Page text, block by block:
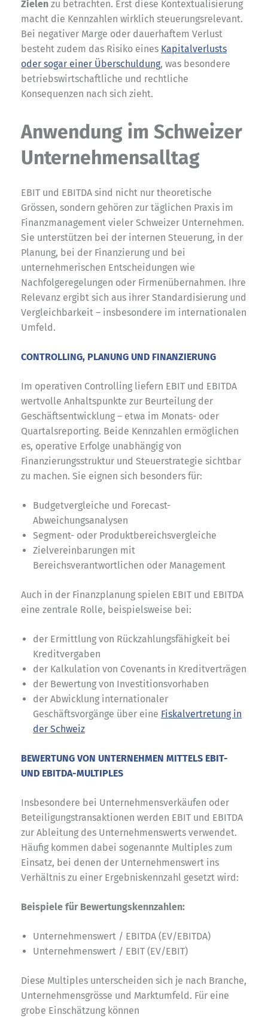
Zielen zu betrachten. Erst diese Kontextualisierung
macht die Kennzahlen wirklich steuerungsrelevant.
Bei negativer Marge oder dauerhaftem Verlust
besteht zudem das Risiko eines Kapitalverlusts
oder sogar einer Überschuldung, was besondere
betriebswirtschaftliche und rechtliche
Konsequenzen nach sich zieht.
Anwendung im Schweizer
Unternehmensalltag
EBIT und EBITDA sind nicht nur theoretische
Grössen, sondern gehören zur täglichen Praxis im
Finanzmanagement vieler Schweizer Unternehmen.
Sie unterstützen bei der internen Steuerung, in der
Planung, bei der Finanzierung und bei
unternehmerischen Entscheidungen wie
Nachfolgeregelungen oder Firmenübernahmen. Ihre
Relevanz ergibt sich aus ihrer Standardisierung und
Vergleichbarkeit – insbesondere im internationalen
Umfeld.
CONTROLLING, PLANUNG UND FINANZIERUNG
Im operativen Controlling liefern EBIT und EBITDA
wertvolle Anhaltspunkte zur Beurteilung der
Geschäftsentwicklung – etwa im Monats- oder
Quartalsreporting. Beide Kennzahlen ermöglichen
es, operative Erfolge unabhängig von
Finanzierungsstruktur und Steuerstrategie sichtbar
zu machen. Sie eignen sich besonders für:
Budgetvergleiche und Forecast-
Abweichungsanalysen
Segment- oder Produktbereichsvergleiche
Zielvereinbarungen mit
Bereichsverantwortlichen oder Management
Auch in der Finanzplanung spielen EBIT und EBITDA
eine zentrale Rolle, beispielsweise bei:
der Ermittlung von Rückzahlungsfähigkeit bei
Kreditvergaben
der Kalkulation von Covenants in Kreditverträgen
der Bewertung von Investitionsvorhaben
der Abwicklung internationaler
Geschäftsvorgänge über eine Fiskalvertretung in
der Schweiz
BEWERTUNG VON UNTERNEHMEN MITTELS EBIT-
UND EBITDA-MULTIPLES
Insbesondere bei Unternehmensverkäufen oder
Beteiligungstransaktionen werden EBIT und EBITDA
zur Ableitung des Unternehmenswerts verwendet.
Häufig kommen dabei sogenannte Multiples zum
Einsatz, bei denen der Unternehmenswert ins
Verhältnis zu einer Ergebniskennzahl gesetzt wird:
Beispiele für Bewertungskennzahlen:
Unternehmenswert / EBITDA (EV/EBITDA)
Unternehmenswert / EBIT (EV/EBIT)
Diese Multiples unterscheiden sich je nach Branche,
Unternehmensgrösse und Marktumfeld. Für eine
grobe Einschätzung können